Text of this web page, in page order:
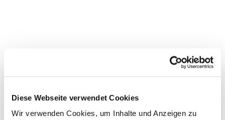
Diese Webseite verwendet Cookies
Wir verwenden Cookies, um Inhalte und Anzeigen zu